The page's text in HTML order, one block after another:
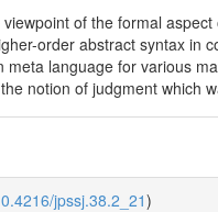
of the formal
order abstract syntax in
language for various
notion of judgment which
jpssj.38.2_21)